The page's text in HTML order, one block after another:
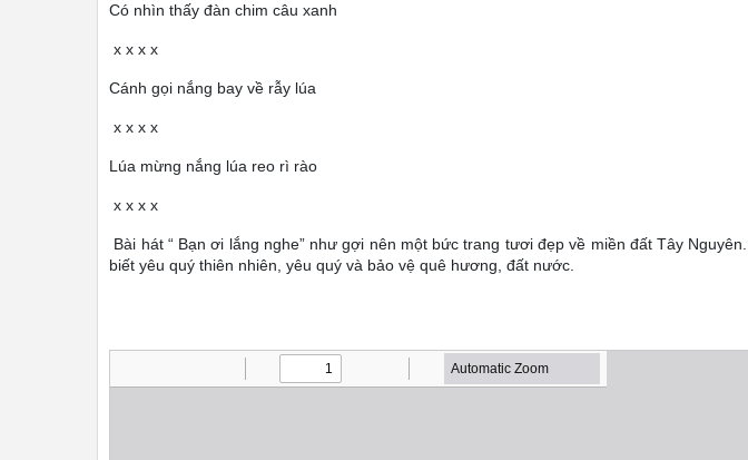
Có nhìn thấy đàn chim câu xanh
x x x x
Cánh gọi nắng bay về rẫy lúa
x x x x
Lúa mừng nắng lúa reo rì rào
x x x x
Bài hát “ Bạn ơi lắng nghe” như gợi nên một bức trang tươi đẹp về miền đất Tây
biết yêu quý thiên nhiên, yêu quý và bảo vệ quê hương, đất nước.